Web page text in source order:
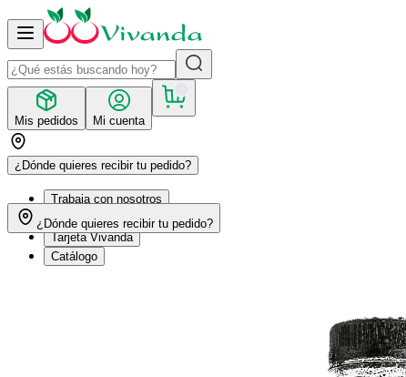
Mis pedidos Mi cuenta
¿Dónde quieres recibir tu pedido?
Trabaja con nosotros
Recetas
Tarjeta Vivanda
Catálogo
¿Dónde quieres recibir tu pedido?